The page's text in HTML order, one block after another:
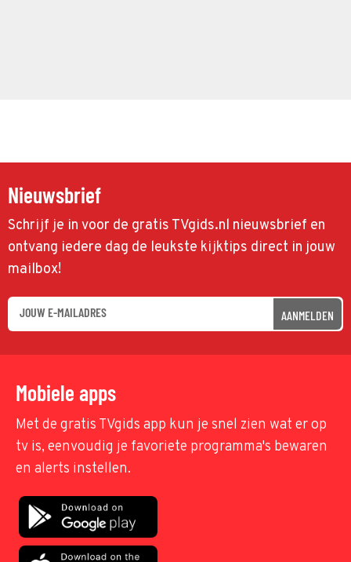
Nieuwsbrief
Schrijf je in voor de gratis TVgids.nl nieuwsbrief en
ontvang iedere dag de leukste kijktips direct in jouw
mailbox!
AANMELDEN
Mobiele apps
Met de gratis TVgids app kun je snel zien wat er op
tv is, eenvoudig je favoriete programma's bewaren
en alerts instellen.